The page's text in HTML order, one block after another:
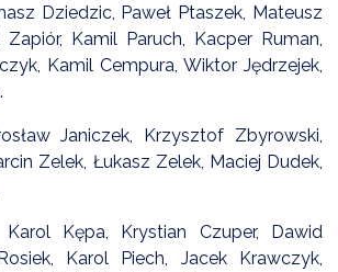
BUDYNKÓW (CEEB)
Dziedzic, Paweł Ptaszek, Mateusz
Zapiór, Kamil Paruch, Kacper Ruman,
Kamil Cempura, Wiktor Jędrzejek,
Janiczek, Krzysztof Zbyrowski,
Zelek, Łukasz Zelek, Maciej Dudek,
Kępa, Krystian Czuper, Dawid
Karol Piech, Jacek Krawczyk,